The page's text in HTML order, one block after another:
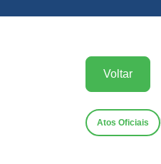
Voltar
Atos Oficiais